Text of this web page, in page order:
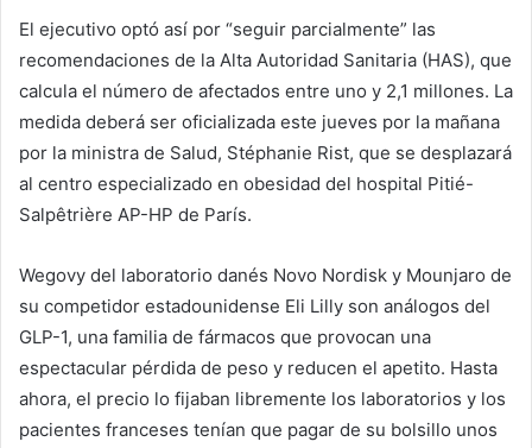
El ejecutivo optó así por “seguir parcialmente” las
recomendaciones de la Alta Autoridad Sanitaria (HAS), que
calcula el número de afectados entre uno y 2,1 millones. La
medida deberá ser oficializada este jueves por la mañana
por la ministra de Salud, Stéphanie Rist, que se desplazará
al centro especializado en obesidad del hospital Pitié-
Salpêtrière AP-HP de París.
Wegovy del laboratorio danés Novo Nordisk y Mounjaro de
su competidor estadounidense Eli Lilly son análogos del
GLP-1, una familia de fármacos que provocan una
espectacular pérdida de peso y reducen el apetito. Hasta
ahora, el precio lo fijaban libremente los laboratorios y los
pacientes franceses tenían que pagar de su bolsillo unos